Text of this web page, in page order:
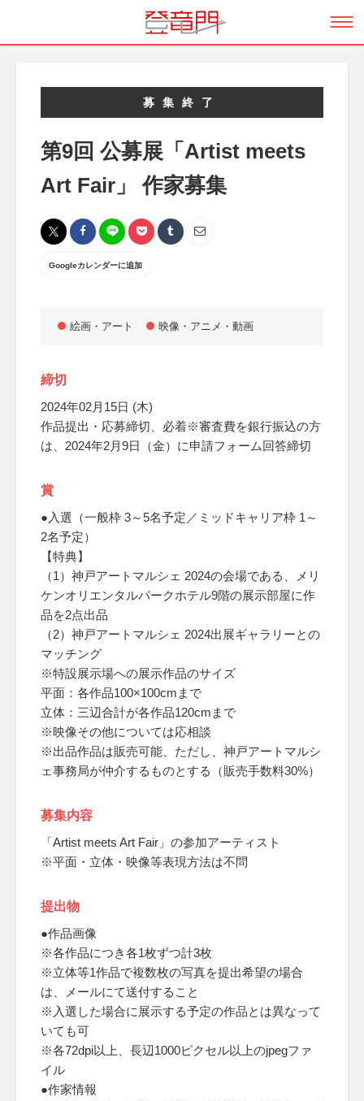
募集終了
第9回 公募展「Artist meets
Art Fair」 作家募集
Googleカレンダーに追加
絵画・アート 映像・アニメ・動画
締切
2024年02月15日 (木)
作品提出・応募締切、必着※審査費を銀行振込の方
は、2024年2月9日（金）に申請フォーム回答締切
賞
●入選（一般枠 3～5名予定／ミッドキャリア枠 1～
2名予定）
【特典】
（1）神戸アートマルシェ 2024の会場である、メリ
ケンオリエンタルパークホテル9階の展示部屋に作
品を2点出品
（2）神戸アートマルシェ 2024出展ギャラリーとの
マッチング
※特設展示場への展示作品のサイズ
平面：各作品100×100cmまで
立体：三辺合計が各作品120cmまで
※映像その他については応相談
※出品作品は販売可能、ただし、神戸アートマルシ
ェ事務局が仲介するものとする（販売手数料30%）
募集内容
「Artist meets Art Fair」の参加アーティスト
※平面・立体・映像等表現方法は不問
提出物
●作品画像
※各作品につき各1枚ずつ計3枚
※立体等1作品で複数枚の写真を提出希望の場合
は、メールにて送付すること
※入選した場合に展示する予定の作品とは異なって
いても可
※各72dpi以上、長辺1000ピクセル以上のjpegファ
イル
●作家情報